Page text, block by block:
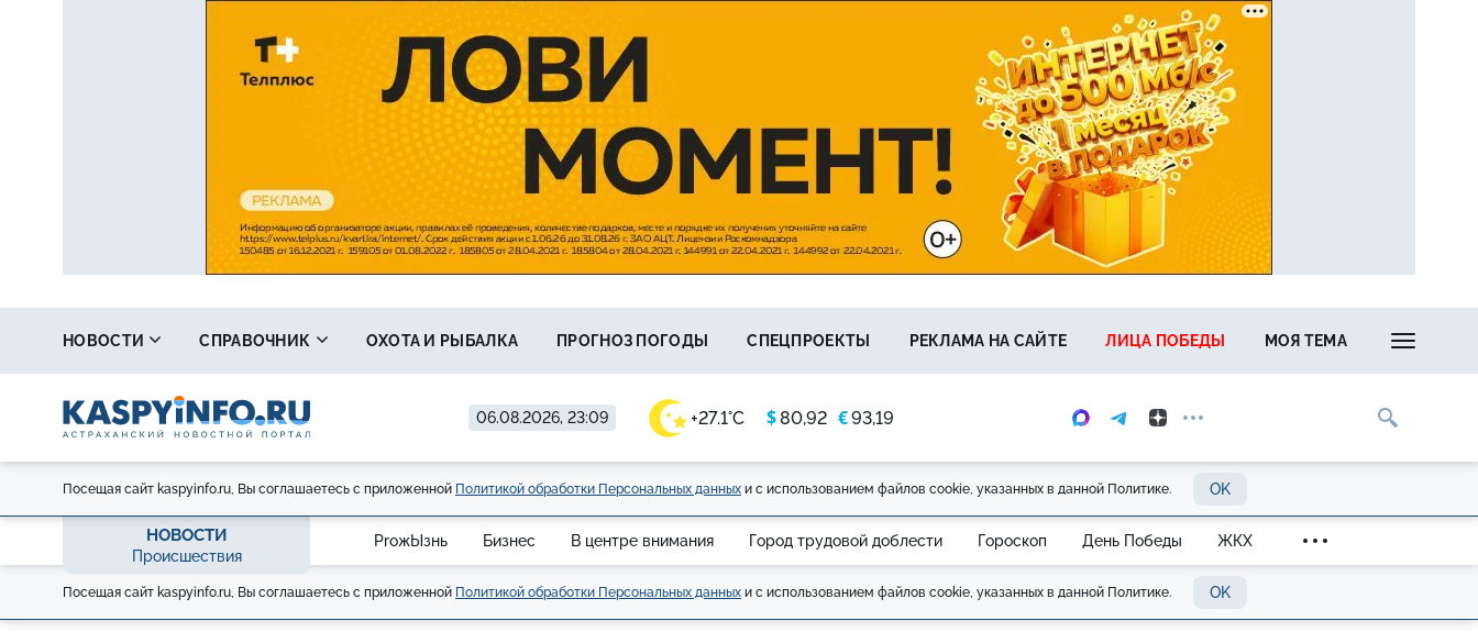
06.08.2026, 23:09 +27.1°C $80,92 €93,19
НОВОСТИ СПРАВОЧНИК ОХОТА И РЫБАЛКА ПРОГНОЗ ПОГОДЫ СПЕЦПРОЕКТЫ РЕКЛАМА НА САЙТЕ ЛИЦА ПОБЕДЫ МОЯ ТЕМА
Посещая сайт kaspyinfo.ru, Вы соглашаетесь с приложенной Политикой обработки Персональных данных и с использованием файлов cookie, указанных в данной Политике. OK
НОВОСТИ
Происшествия
ProжЫзнь Бизнес В центре внимания Город трудовой доблести Гороскоп День Победы ЖКХ
Посещая сайт kaspyinfo.ru, Вы соглашаетесь с приложенной Политикой обработки Персональных данных и с использованием файлов cookie, указанных в данной Политике. OK